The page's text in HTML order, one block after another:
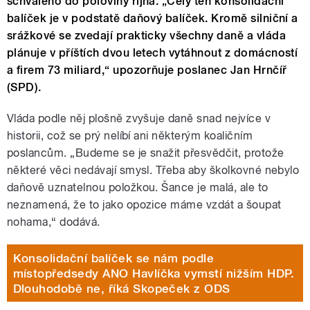
balíček je v podstatě daňový balíček. Kromě silniční a
srážkové se zvedají prakticky všechny daně a vláda
plánuje v příštích dvou letech vytáhnout z domácností
a firem 73 miliard,“ upozorňuje poslanec Jan Hrnčíř
(SPD).
Vláda podle něj plošně zvyšuje daně snad nejvíce v
historii, což se prý nelíbí ani některým koaličním
poslancům. „Budeme se je snažit přesvědčit, protože
některé věci nedávají smysl. Třeba aby školkovné nebylo
daňově uznatelnou položkou. Šance je malá, ale to
neznamená, že to jako opozice máme vzdát a šoupat
nohama,“ dodává.
Konsolidační balíček se nám podle
místopředsedy ANO Havlíčka vymstí nižším HDP.
Dlouhodobě ne, říká Skopeček z ODS